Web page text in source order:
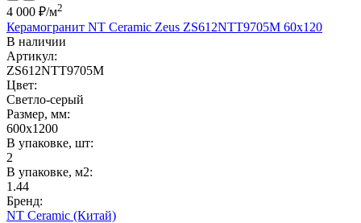
4 000 ₽/м2
Керамогранит NT Ceramic Zeus ZS612NTT9705M 60x120
В наличии
Артикул:
ZS612NTT9705M
Цвет:
Светло-серый
Размер, мм:
600x1200
В упаковке, шт:
2
В упаковке, м2:
1.44
Бренд:
NT Ceramic (Китай)